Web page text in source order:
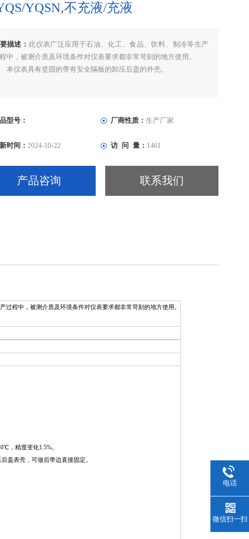
YQSN,不充液/充液
描述： 此仪表广泛应用于石油、化工、食品、饮料、制冷等生产
中，被测介质及环境条件对仪表要求都非常苛刻的地方使用。
仪表具有坚固的带有安全隔板的卸压后盖的外壳。
型号： 厂商性质： 生产厂家
时间：2024-10-22 访 问 量： 1461
产品咨询 联系我们
程中，被测介质及环境条件对仪表要求都非常苛刻的地方使用。
，精度变化1.5%。
盖表壳，可做后带边直接固定。
电话
微信扫一扫